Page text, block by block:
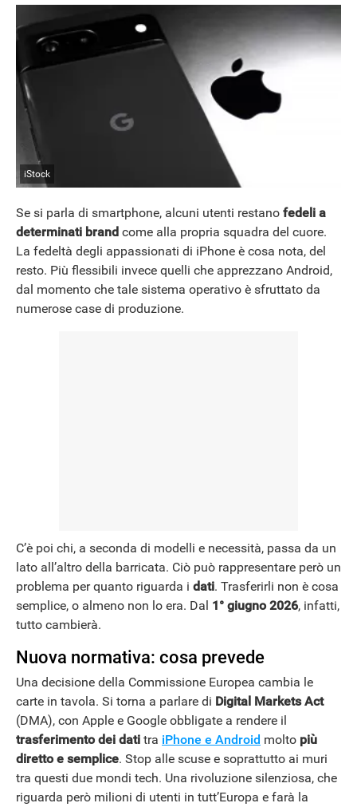
NEWS
LINKEDIN
fisiche e online, così come in TV, come autore, giornalista
e copywriter. Per Libero Tecnologia scrivo nella sezione
Scienza.
iStock
Se si parla di smartphone, alcuni utenti restano fedeli a
determinati brand come alla propria squadra del cuore.
La fedeltà degli appassionati di iPhone è cosa nota, del
resto. Più flessibili invece quelli che apprezzano Android,
dal momento che tale sistema operativo è sfruttato da
numerose case di produzione.
C’è poi chi, a seconda di modelli e necessità, passa da un
lato all’altro della barricata. Ciò può rappresentare però un
problema per quanto riguarda i dati. Trasferirli non è cosa
semplice, o almeno non lo era. Dal 1° giugno 2026, infatti,
tutto cambierà.
Nuova normativa: cosa prevede
Una decisione della Commissione Europea cambia le
carte in tavola. Si torna a parlare di Digital Markets Act
(DMA), con Apple e Google obbligate a rendere il
trasferimento dei dati tra iPhone e Android molto più
diretto e semplice. Stop alle scuse e soprattutto ai muri
tra questi due mondi tech. Una rivoluzione silenziosa, che
riguarda però milioni di utenti in tutt’Europa e farà la